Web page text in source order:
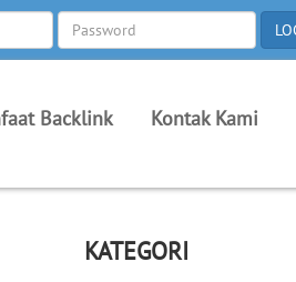
Backlink Kontak Kami
KATEGORI